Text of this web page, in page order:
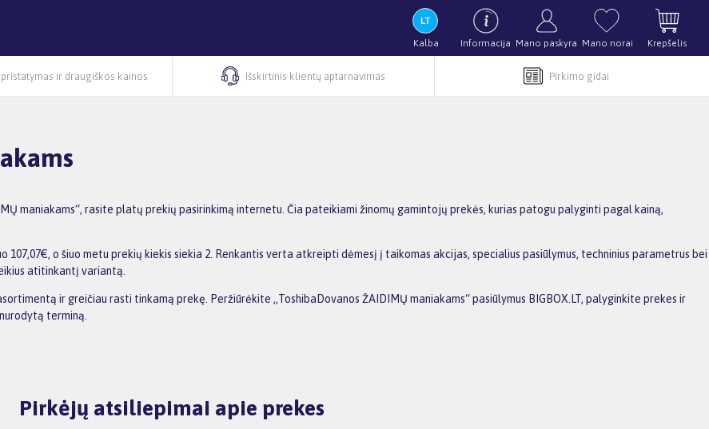
Kalba Informacija Mano paskyra Mano norai Krepšelis
ir draugiškos kainos Išskirtinis klientų aptarnavimas Pirkimo gidai
maniakams“, rasite platų prekių pasirinkimą internetu. Čia pateikiami žinomų gamintojų prekės, kurias patogu palyginti pagal kainą,
107,07€, o šiuo metu prekių kiekis siekia 2. Renkantis verta atkreipti dėmesį į taikomas akcijas, specialius pasiūlymus, techninius parametrus bei
atitinkantį variantą.
ir greičiau rasti tinkamą prekę. Peržiūrėkite „ToshibaDovanos ŽAIDIMŲ maniakams“ pasiūlymus BIGBOX.LT, palyginkite prekes ir
terminą.
Pirkėjų atsiliepimai apie prekes